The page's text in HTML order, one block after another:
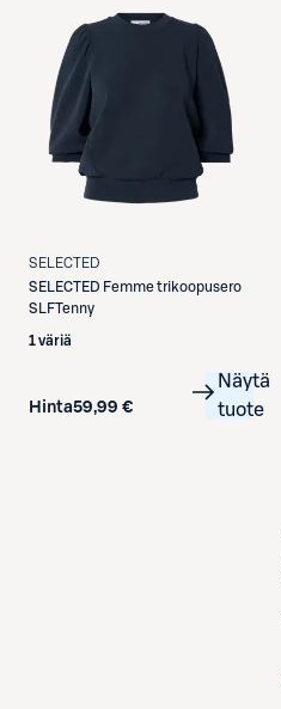
SELECTED
SELECTED Femme trikoopusero
SLFTenny
1 väriä
Hinta59,99 €
Näytä
tuote